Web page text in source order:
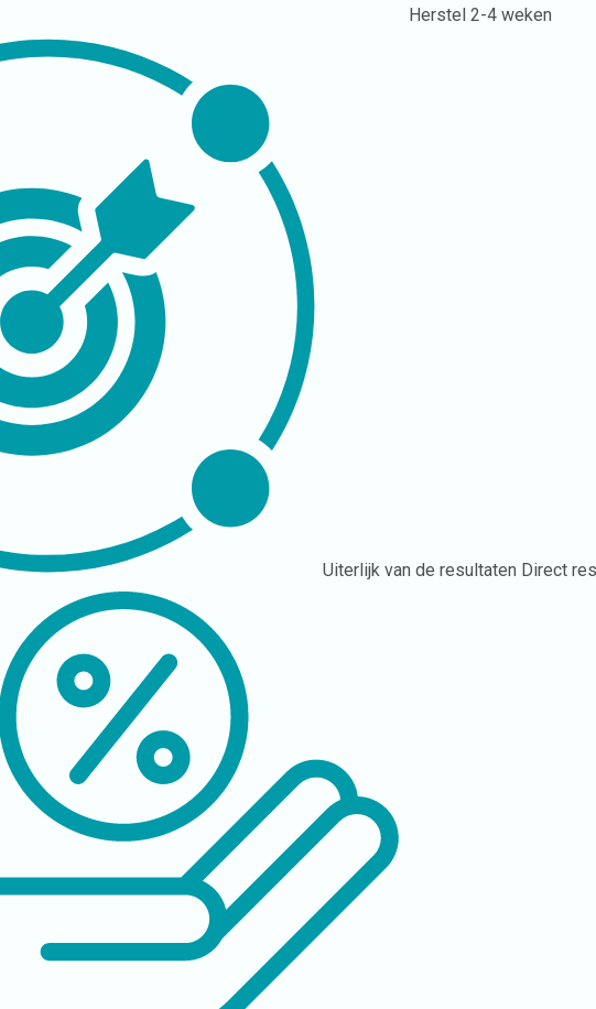
Herstel2-4 weken
Uiterlijk van de resultaten Direct